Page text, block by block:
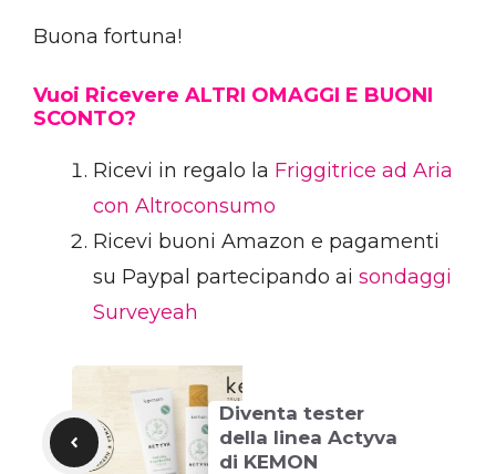
Buona fortuna!
Vuoi Ricevere ALTRI OMAGGI E BUONI
SCONTO?
Ricevi in regalo la Friggitrice ad Aria
con Altroconsumo
Ricevi buoni Amazon e pagamenti
su Paypal partecipando ai sondaggi
Surveyeah
Diventa tester
della linea Actyva
di KEMON